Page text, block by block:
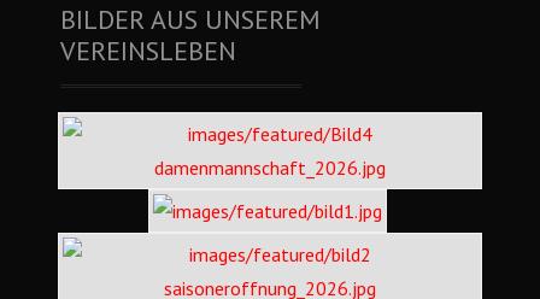
BILDER AUS UNSEREM
VEREINSLEBEN